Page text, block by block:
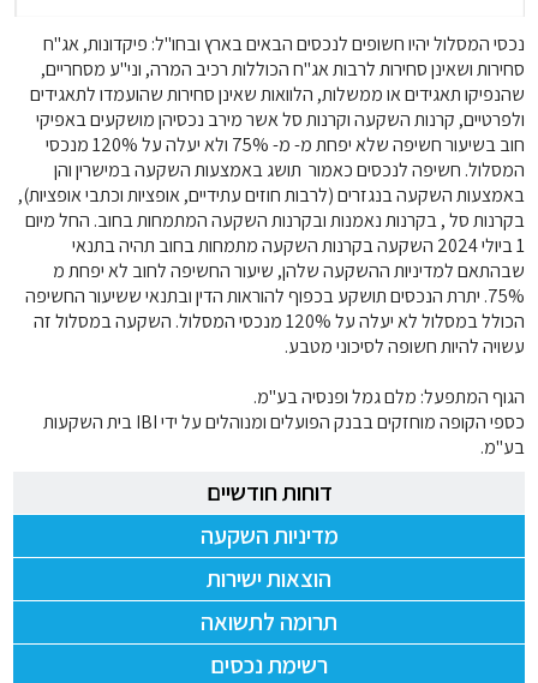
נכסי המסלול יהיו חשופים לנכסים הבאים בארץ ובחו"ל: פיקדונות, אג"ח
סחירות ושאינן סחירות לרבות אג"ח הכוללות רכיב המרה, וני"ע מסחריים,
שהנפיקו תאגידים או ממשלות, הלוואות שאינן סחירות שהועמדו לתאגידים
ולפרטיים, קרנות השקעה וקרנות סל אשר מירב נכסיהן מושקעים באפיקי
חוב בשיעור חשיפה שלא יפחת מ- מ- 75% ולא יעלה על 120% מנכסי
המסלול. חשיפה לנכסים כאמור תושג באמצעות השקעה במישרין והן
באמצעות השקעה בנגזרים (לרבות חוזים עתידיים, אופציות וכתבי אופציות),
בקרנות סל , בקרנות נאמנות ובקרנות השקעה המתמחות בחוב. החל מיום
1 ביולי 2024 השקעה בקרנות השקעה מתמחות בחוב תהיה בתנאי
שבהתאם למדיניות ההשקעה שלהן, שיעור החשיפה לחוב לא יפחת מ
75%. יתרת הנכסים תושקע בכפוף להוראות הדין ובתנאי ששיעור החשיפה
הכולל במסלול לא יעלה על 120% מנכסי המסלול. השקעה במסלול זה
עשויה להיות חשופה לסיכוני מטבע.
הגוף המתפעל: מלם גמל ופנסיה בע"מ.
כספי הקופה מוחזקים בבנק הפועלים ומנוהלים על ידי IBI בית השקעות
בע"מ.
דוחות חודשיים
מדיניות השקעה
הוצאות ישירות
תרומה לתשואה
רשימת נכסים